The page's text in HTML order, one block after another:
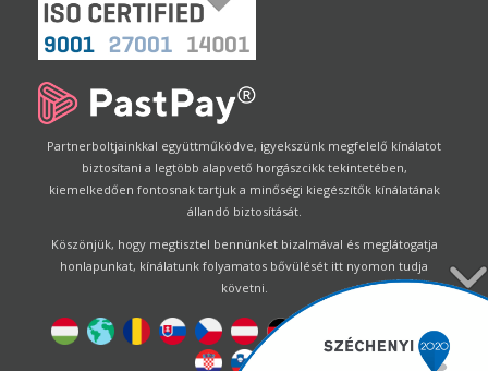
Partnerboltjainkkal együttműködve, igyekszünk megfelelő kínálatot
biztosítani a legtöbb alapvető horgászcikk tekintetében,
kiemelkedően fontosnak tartjuk a minőségi kiegészítők kínálatának
állandó biztosítását.
Köszönjük, hogy megtisztel bennünket bizalmával és meglátogatja
honlapunkat, kínálatunk folyamatos bővülését itt nyomon tudja
követni.